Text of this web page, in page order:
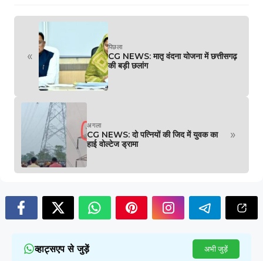
«
पिछला
CG NEWS: मातृ वंदना योजना में छत्तीसगढ़
की बड़ी छलांग
अगला
CG NEWS: दो पत्नियों की जिद में युवक का
हाई वोल्टेज ड्रामा
»
व्हाट्सएप से जुड़ें अभी जुड़ें